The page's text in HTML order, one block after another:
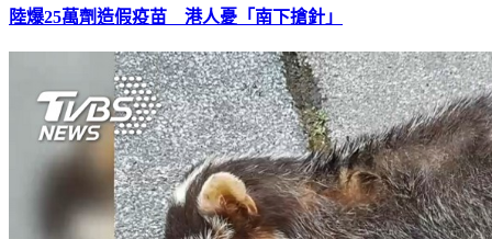
陸爆25萬劑造假疫苗 港人憂「南下搶針」